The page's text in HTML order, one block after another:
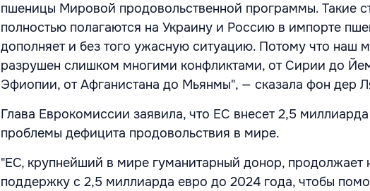
пшеницы Мировой продовольственной программы. Такие
полностью полагаются на Украину и Россию в импорте
дополняет и без того ужасную ситуацию. Потому что наш
разрушен слишком многими конфликтами, от Сирии до
Эфиопии, от Афганистана до Мьянмы", — сказала фон дер
Глава Еврокомиссии заявила, что ЕС внесет 2,5
проблемы дефицита продовольствия в мире.
"ЕС, крупнейший в мире гуманитарный донор, продолжает
поддержку с 2,5 миллиарда евро до 2024 года, чтобы